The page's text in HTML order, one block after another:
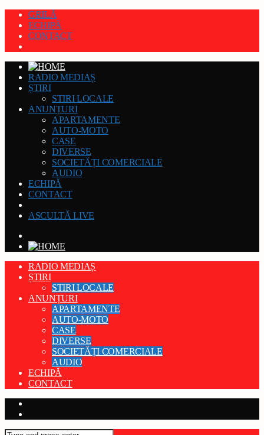
GRILĂ
ECHIPĂ
CONTACT
RADIO MEDIAȘ
ȘTIRI
STIRI LOCALE
ANUNȚURI
APARTAMENTE
AUTO-MOTO
CASE
DIVERSE
SOCIETĂȚI COMERCIALE
AUDIO
ECHIPĂ
CONTACT
ASCULTĂ LIVE
RADIO MEDIAȘ
ȘTIRI
STIRI LOCALE
ANUNȚURI
APARTAMENTE
AUTO-MOTO
CASE
DIVERSE
SOCIETĂȚI COMERCIALE
AUDIO
ECHIPĂ
CONTACT